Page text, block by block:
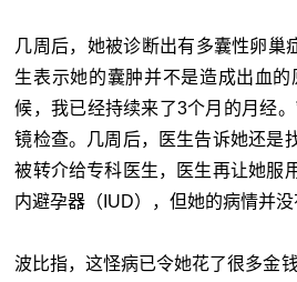
几周后，她被诊断出有多囊性卵巢
生表示她的囊肿并不是造成出血的
候，我已经持续来了3个月的月经
镜检查。几周后，医生告诉她还是
被转介给专科医生，医生再让她服
内避孕器（IUD），但她的病情并没
波比指，这怪病已令她花了很多金